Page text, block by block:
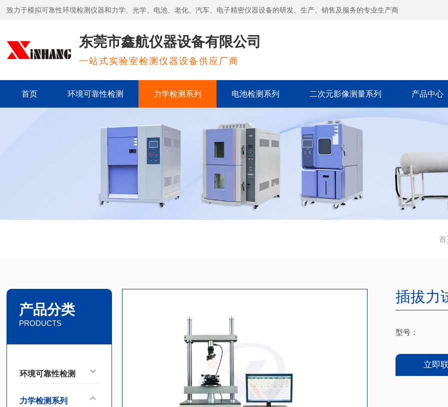
致力于模拟可靠性环境检测仪器和力学、光学、电池、老化、汽车、电子精密仪器设备的研发、生产、销售及服务的专业生产商
东莞市鑫航仪器设备有限公司
一站式实验室检测仪器设备供应厂商
首页 环境可靠性检测 力学检测系列 电池检测系列 二次元影像测量系列 产品中心
首
产品分类
PRODUCTS
环境可靠性检测
力学检测系列
插拔力
型号：
立即